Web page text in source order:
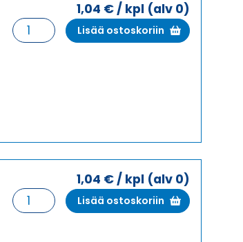
1,04 €/ kpl (alv 0)
HSK-
K
Lisää ostoskoriin
1,04 €/ kpl (alv 0)
HSK-
K
Lisää ostoskoriin